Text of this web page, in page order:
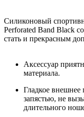
Силиконовый
Perforated Band Black
стать и прекрасным
Аксессуар
материала.
Гладкое внешнее
запястью, не
длительного